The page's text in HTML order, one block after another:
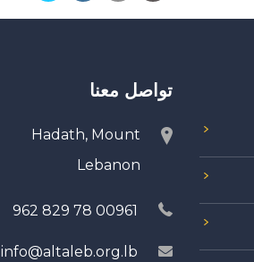
تواصل معنا
Hadath, Mount
Lebanon
00961 78 829 962
info@altaleb.org.lb